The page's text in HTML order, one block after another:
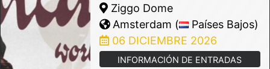
Ziggo Dome
Amsterdam (
Países Bajos)
06 DICIEMBRE 2026
INFORMACIÓN DE ENTRADAS